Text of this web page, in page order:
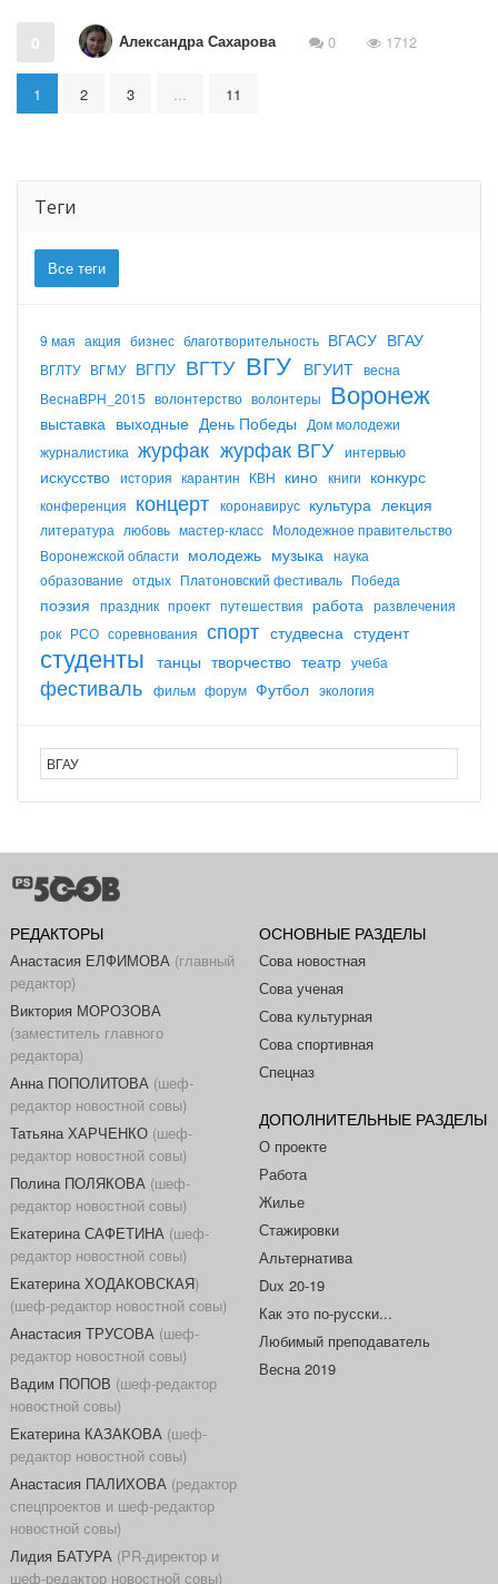
0 Александра Сахарова 0 1712
1 2 3 11
Теги
Все теги
9 мая акция бизнес благотворительность ВГАСУ ВГАУ
ВГЛТУ ВГМУ ВГПУ ВГТУ ВГУ ВГУИТ весна
ВеснаВРН_2015 волонтерство волонтеры Воронеж
выставка выходные День Победы
Дом молодежи
журналистика журфак журфак ВГУ интервью
искусство история карантин КВН кино книги конкурс
конференция концерт коронавирус культура лекция
литература любовь мастер-класс Молодежное правительство
Воронежской области молодежь музыка наука
образование отдых Платоновский фестиваль Победа
поэзия праздник проект путешествия работа развлечения
рок РСО соревнования спорт студвесна студент
студенты танцы творчество театр учеба
фестиваль фильм форум Футбол экология
РЕДАКТОРЫ
Анастасия ЕЛФИМОВА (главный
редактор)
Виктория МОРОЗОВА
(заместитель главного
редактора)
Анна ПОПОЛИТОВА (шеф-
редактор новостной совы)
Татьяна ХАРЧЕНКО(шеф-
редактор новостной совы)
Полина ПОЛЯКОВА (шеф-
редактор новостной совы)
Екатерина САФЕТИНА (шеф-
редактор новостной совы)
Екатерина ХОДАКОВСКАЯ)
(шеф-редактор новостной совы)
Анастасия ТРУСОВА (шеф-
редактор новостной совы)
Вадим ПОПОВ (шеф-редактор
новостной совы)
Екатерина КАЗАКОВА (шеф-
редактор новостной совы)
Анастасия ПАЛИХОВА (редактор
спецпроектов и шеф-редактор
новостной совы)
Лидия БАТУРА (PR-директор и
шеф-редактор новостной совы)
ОСНОВНЫЕ РАЗДЕЛЫ
Сова новостная
Сова ученая
Сова культурная
Сова спортивная
Спецназ
ДОПОЛНИТЕЛЬНЫЕ РАЗДЕЛЫ
О проекте
Работа
Жилье
Стажировки
Альтернатива
Dux 20-19
Как это по-русски...
Любимый преподаватель
Весна 2019